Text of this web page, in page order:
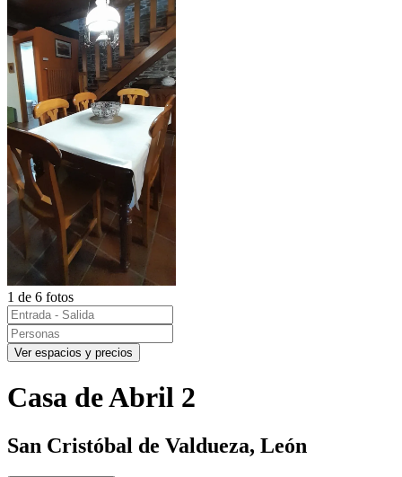
1 de 6 fotos
Ver espacios y precios
Casa de Abril 2
San Cristóbal de Valdueza, León